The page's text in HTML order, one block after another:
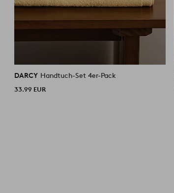
DARCY Handtuch-Set 4er-Pack
33.99 EUR